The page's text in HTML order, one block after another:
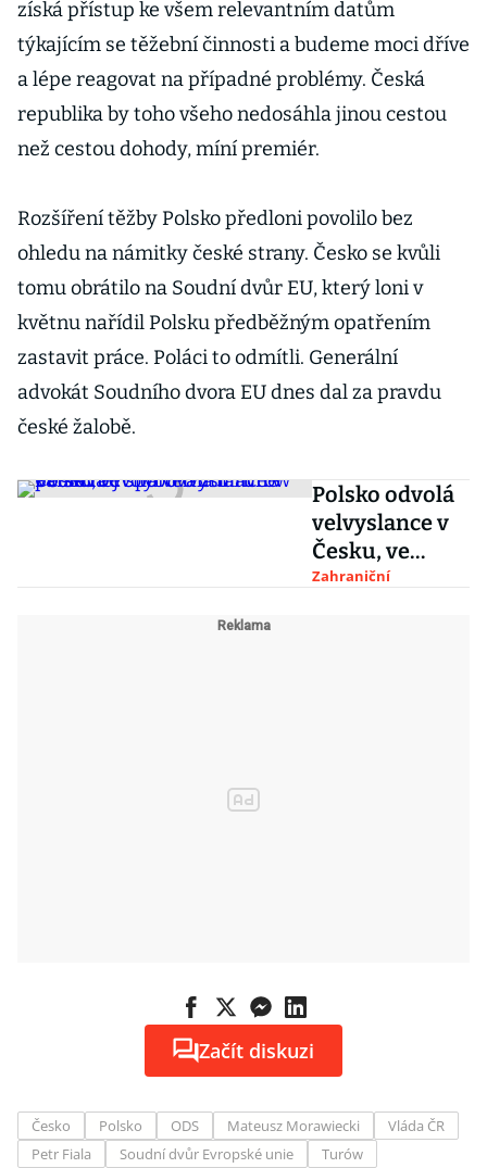
získá přístup ke všem relevantním datům
týkajícím se těžební činnosti a budeme moci dříve
a lépe reagovat na případné problémy. Česká
republika by toho všeho nedosáhla jinou cestou
než cestou dohody, míní premiér.
Rozšíření těžby Polsko předloni povolilo bez
ohledu na námitky české strany. Česko se kvůli
tomu obrátilo na Soudní dvůr EU, který loni v
květnu nařídil Polsku předběžným opatřením
zastavit práce. Poláci to odmítli. Generální
advokát Soudního dvora EU dnes dal za pravdu
české žalobě.
Polsko odvolá
velvyslance v
Česku, ve
sporu o důl
Zahraniční
Začít diskuzi
Česko Polsko ODS Mateusz Morawiecki
Vláda ČR
Petr Fiala
Soudní dvůr Evropské unie Turów